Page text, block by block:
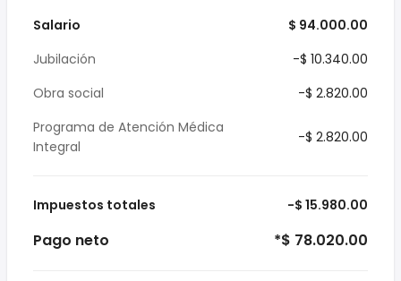
Salario
$ 94.000.00
Jubilación
-$ 10.340.00
Obra social
-$ 2.820.00
Programa de Atención Médica
Integral
-$ 2.820.00
Impuestos totales -$ 15.980.00
Pago neto *$ 78.020.00